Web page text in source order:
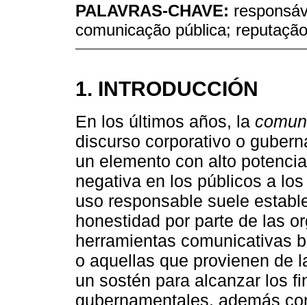
PALAVRAS-CHAVE:
comunicação pública; reputação
1. INTRODUCCIÓN
En los últimos años, la
discurso corporativo o
un elemento con alto
negativa en los públicos a
uso responsable suele
honestidad por parte de las
herramientas comunicativas
o aquellas que provienen de
un sostén para alcanzar los
gubernamentales, además